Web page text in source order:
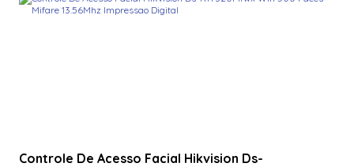
Controle De Acesso Facial Hikvision Ds-